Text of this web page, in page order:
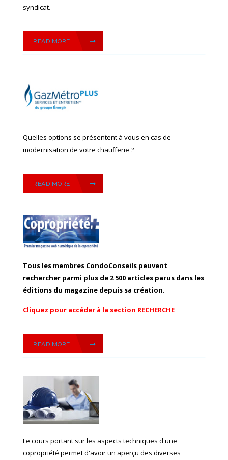
syndicat.
READ MORE
Quelles options se présentent à vous en cas de
modernisation de votre chaufferie ?
READ MORE
Tous les membres CondoConseils peuvent
rechercher parmi plus de 2 500 articles parus dans les
éditions du magazine depuis sa création.
Cliquez pour accéder à la section RECHERCHE
READ MORE
Le cours portant sur les aspects techniques d'une
copropriété permet d'avoir un aperçu des diverses